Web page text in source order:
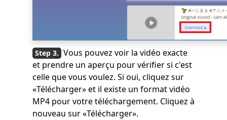
Vous pouvez voir la vidéo exacte
et prendre un aperçu pour vérifier si c'est
celle que vous voulez. Si oui, cliquez sur
«Télécharger» et il existe un format vidéo
MP4 pour votre téléchargement. Cliquez à
nouveau sur «Télécharger».